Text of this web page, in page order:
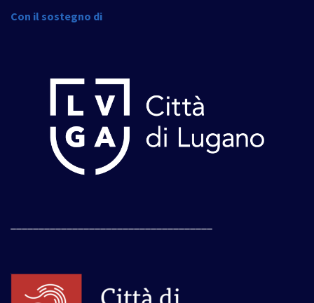
Con il sostegno di